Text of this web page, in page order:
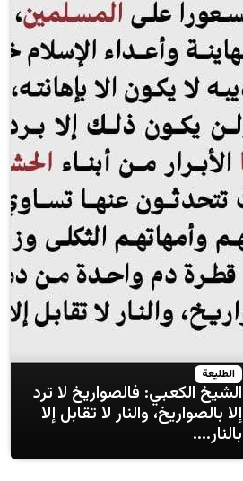
الطليعة
الشيخ الكعبي: فالصواريخ لا ترد
إلا بالصواريخ، والنار لا تقابل إلا
بالنار....